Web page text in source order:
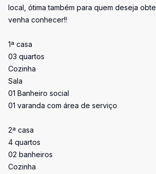
local, ótima também para quem deseja
venha conhecer!!
1ª casa
03 quartos
Cozinha
Sala
01 Banheiro social
01 varanda com área de serviço
2ª casa
4 quartos
02 banheiros
Cozinha